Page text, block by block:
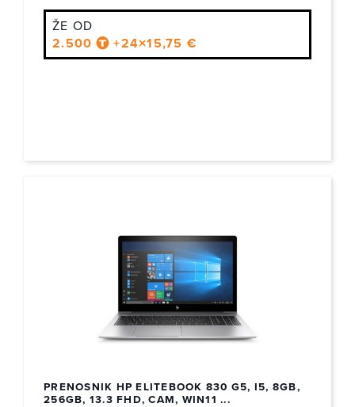
ŽE OD
2.500
+24×15,75 €
PRENOSNIK HP ELITEBOOK 830 G5, I5, 8GB,
256GB, 13.3 FHD, CAM, WIN11 ...